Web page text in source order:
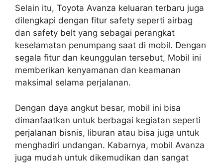
Selain itu, Toyota Avanza keluaran terbaru juga
dilengkapi dengan fitur safety seperti airbag
dan safety belt yang sebagai perangkat
keselamatan penumpang saat di mobil. Dengan
segala fitur dan keunggulan tersebut, Mobil ini
memberikan kenyamanan dan keamanan
maksimal selama perjalanan.
Dengan daya angkut besar, mobil ini bisa
dimanfaatkan untuk berbagai kegiatan seperti
perjalanan bisnis, liburan atau bisa juga untuk
menghadiri undangan. Kabarnya, mobil Avanza
juga mudah untuk dikemudikan dan sangat